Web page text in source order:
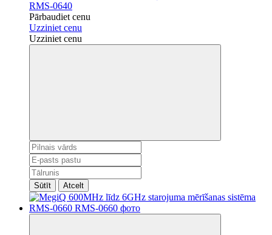
RMS-0640
Pārbaudiet cenu
Uzziniet cenu
Uzziniet cenu
Sūtīt Atcelt